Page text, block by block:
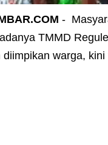
-
TMMD
warga,